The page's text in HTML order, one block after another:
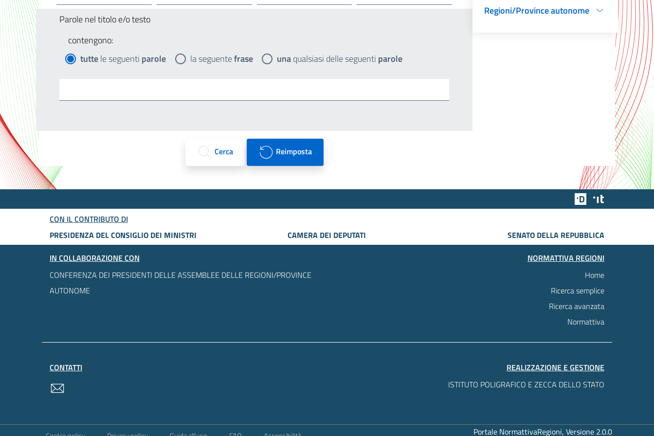
Parole nel titolo e/o testo
contengono:
tuttele seguenti parole la seguentefrase unaqualsiasi delle seguenti parole
Cerca Reimposta
Regioni/Province autonome
Team Digitale
CON IL CONTRIBUTO DI
PRESIDENZA DEL CONSIGLIO DEI MINISTRI
CAMERA DEI DEPUTATI
SENATO DELLA REPUBBLICA
IN COLLABORAZIONE CON
CONFERENZA DEI PRESIDENTI DELLE ASSEMBLEE DELLE REGIONI/PROVINCE
AUTONOME
NORMATTIVA REGIONI
Home
Ricerca semplice
Ricerca avanzata
Normattiva
CONTATTI
REALIZZAZIONE E GESTIONE
ISTITUTO POLIGRAFICO E ZECCA DELLO STATO
Portale NormattivaRegioni, Versione 2.0.0